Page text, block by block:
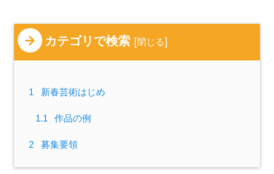
カテゴリで検索 [閉じる]
1 新春芸術はじめ
1.1 作品の例
2 募集要領